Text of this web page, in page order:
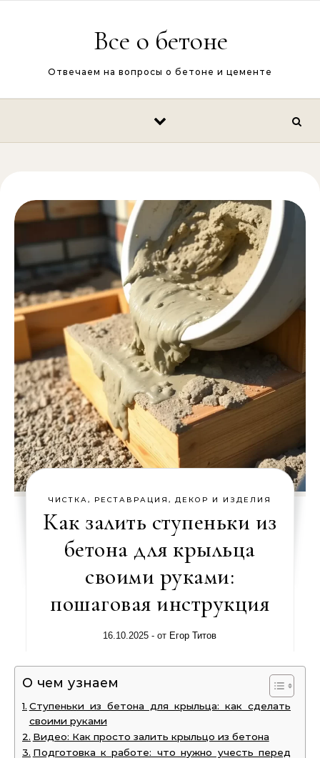
Все о бетоне
Отвечаем на вопросы о бетоне и цементе
ЧИСТКА, РЕСТАВРАЦИЯ, ДЕКОР И ИЗДЕЛИЯ
Как залить ступеньки из
бетона для крыльца
своими руками:
пошаговая инструкция
16.10.2025 - от Егор Титов
О чем узнаем
Ступеньки из бетона для крыльца: как сделать
своими руками
Видео: Как просто залить крыльцо из бетона
Подготовка к работе: что нужно учесть перед